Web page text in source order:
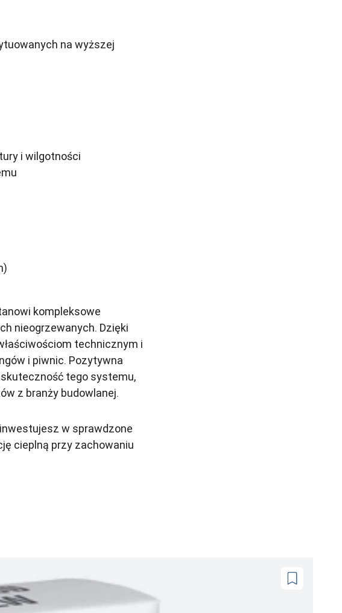
na wyższej
i wilgotności
kompleksowe
nieogrzewanych. Dzięki
technicznym i
i piwnic. Pozytywna
tego systemu,
z branży budowlanej.
w sprawdzone
cieplną przy zachowaniu
Dodaj